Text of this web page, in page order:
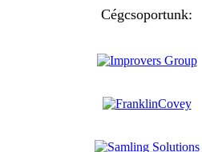
Cégcsoportunk: